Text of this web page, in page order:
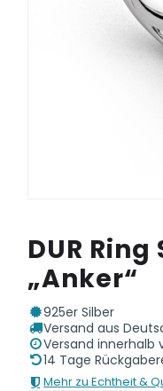
DUR
„Anker“
925er Silber
Versand aus
Versand innerhalb
14 Tage
Mehr zu Echtheit &